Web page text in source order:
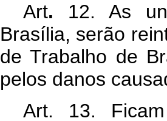
Art. 12. As
Brasília, serão
de Trabalho de
pelos danos
Art. 13.